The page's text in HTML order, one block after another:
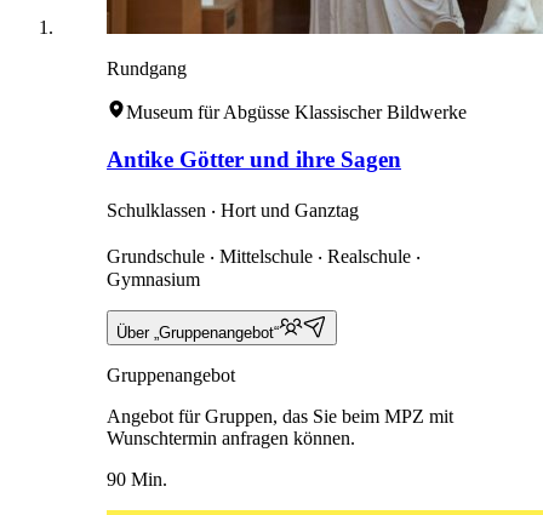
Rundgang
Museum für Abgüsse Klassischer Bildwerke
Antike Götter und ihre Sagen
Schulklassen ‧ Hort und Ganztag
Grundschule ‧ Mittelschule ‧ Realschule ‧
Gymnasium
Über „Gruppenangebot“
Gruppenangebot
Angebot für Gruppen, das Sie beim MPZ mit
Wunschtermin anfragen können.
90 Min.